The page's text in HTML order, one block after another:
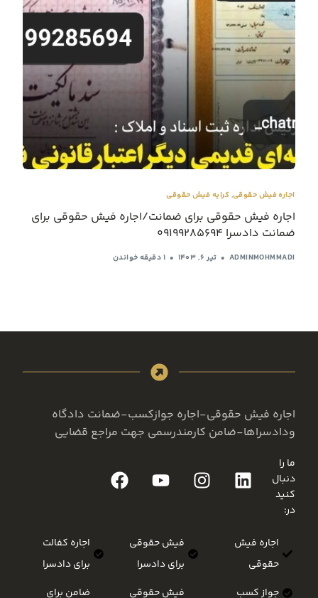
اجاره فیش حقوقی,کرایه فیش حقوقی
اجاره فیش حقوقی برای ضمانت/اجاره فیش حقوقی برای
ضمانت دادسرا ۰۹۱۹۹۲۸۵۶۹۴
ADMINMOHMMADI تیر ۶, ۱۴۰۳ 1 دقیقه خواندن
اجاره فیش حقوقی-اجاره جوازکسب-ضمانت دادگاه
ودادسراها-ضامن کارمندرسمی جهت مراجع قضایی
ما را
دنبال
کنید
در:
اجاره فیش
حقوقی
جواز کسب
فیش حقوقی
برای دادسرا
فیش حقوقی
اجاره کفالت
برای دادسرا
ضامن برای